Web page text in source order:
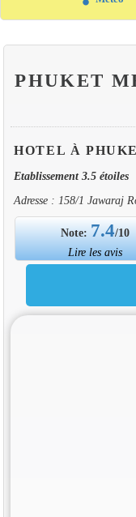
PHUKET
HOTEL À
Etablissement 3.5 étoiles
Adresse : 158/1 Jawaraj
Note: 7.4/10
Lire les avis